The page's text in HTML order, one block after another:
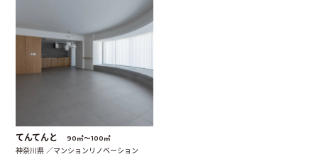
てんてんと 90㎡〜100㎡
神奈川県 ／マンションリノベーション